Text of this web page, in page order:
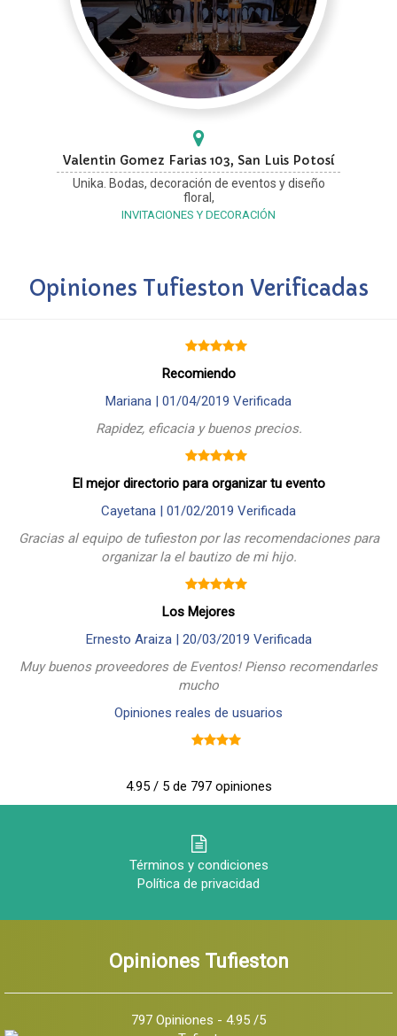
Valentin Gomez Farias 103, San Luis Potosí
Unika. Bodas, decoración de eventos y diseño
floral,
INVITACIONES Y DECORACIÓN
Opiniones Tufieston Verificadas
Recomiendo
Mariana | 01/04/2019 Verificada
Rapidez, eficacia y buenos precios.
El mejor directorio para organizar tu evento
Cayetana | 01/02/2019 Verificada
Gracias al equipo de tufieston por las recomendaciones para
organizar la el bautizo de mi hijo.
Los Mejores
Ernesto Araiza | 20/03/2019 Verificada
Muy buenos proveedores de Eventos! Pienso recomendarles
mucho
Opiniones reales de usuarios
4.95 / 5 de 797 opiniones
Términos y condiciones
Política de privacidad
Opiniones Tufieston
797 Opiniones - 4.95 /5